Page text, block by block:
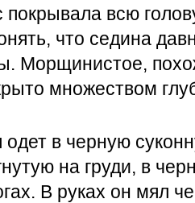
покрывала всю
что седина
Морщинистое,
множеством
в черную
на груди, в
В руках он мял